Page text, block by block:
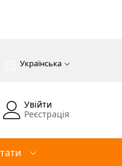
Українська
Увійти
Реєстрація